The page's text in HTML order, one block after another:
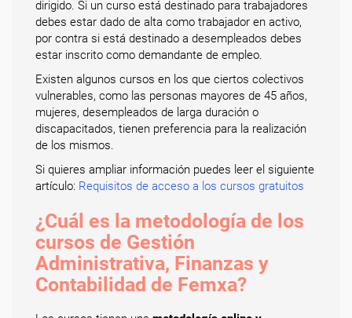
dirigido. Si un curso está destinado para trabajadores
debes estar dado de alta como trabajador en activo,
por contra si está destinado a desempleados debes
estar inscrito como demandante de empleo.
Existen algunos cursos en los que ciertos colectivos
vulnerables, como las personas mayores de 45 años,
mujeres, desempleados de larga duración o
discapacitados, tienen preferencia para la realización
de los mismos.
Si quieres ampliar información puedes leer el siguiente
artículo: Requisitos de acceso a los cursos gratuitos
¿Cuál es la metodología de los
cursos de Gestión
Administrativa, Finanzas y
Contabilidad de Femxa?